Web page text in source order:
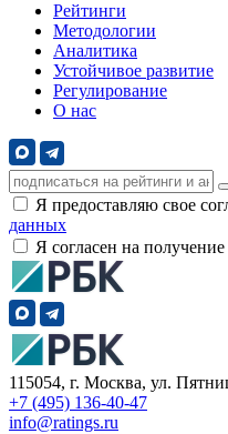
Рейтинги
Методологии
Аналитика
Устойчивое развитие
Регулирование
О нас
Я предоставляю свое
данных
Я согласен на
115054, г. Москва, ул.
+7 (495) 136-40-47
info@ratings.ru